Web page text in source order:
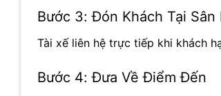
Bước 3: Đón Khách Tại Sân
Tài xế liên hệ trực tiếp khi khách
Bước 4: Đưa Về Điểm Đến